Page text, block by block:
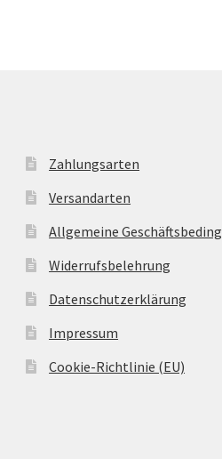
Zahlungsarten
Versandarten
Allgemeine
Widerrufsbelehrung
Datenschutzerklärung
Impressum
Cookie-Richtlinie (EU)